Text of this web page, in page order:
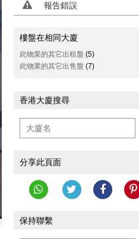
報告錯誤
樓盤在相同大廈
此物業的其它出租盤 (5)
此物業的其它出售盤 (7)
香港大廈搜尋
分享此頁面
保持聯繫